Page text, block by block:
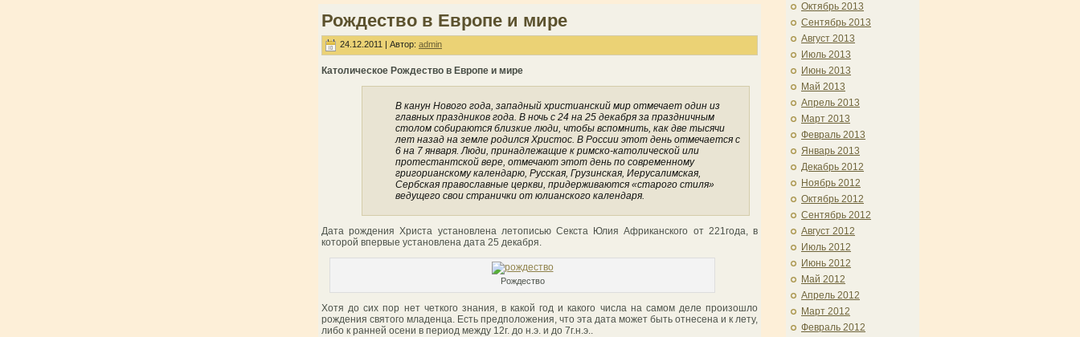
Рождество в Европе и мире
24.12.2011 | Автор: admin
Католическое Рождество в Европе и мире
В канун Нового года, западный христианский мир отмечает один из
главных праздников года. В ночь с 24 на 25 декабря за праздничным
столом собираются близкие люди, чтобы вспомнить, как две тысячи
лет назад на земле родился Христос. В России этот день отмечается с
6 на 7 января. Люди, принадлежащие к римско-католической или
протестантской вере, отмечают этот день по современному
григорианскому календарю, Русская, Грузинская, Иерусалимская,
Сербская православные церкви, придерживаются «старого стиля»
ведущего свои странички от юлианского календаря.
Дата рождения Христа установлена летописью Секста Юлия Африканского от 221года, в
которой впервые установлена дата 25 декабря.
Рождество
Хотя до сих пор нет четкого знания, в какой год и какого числа на самом деле произошло
рождения святого младенца. Есть предположения, что эта дата может быть отнесена и к лету,
либо к ранней осени в период между 12г. до н.э. и до 7г.н.э..
Октябрь 2013
Сентябрь 2013
Август 2013
Июль 2013
Июнь 2013
Май 2013
Апрель 2013
Март 2013
Февраль 2013
Январь 2013
Декабрь 2012
Ноябрь 2012
Октябрь 2012
Сентябрь 2012
Август 2012
Июль 2012
Июнь 2012
Май 2012
Апрель 2012
Март 2012
Февраль 2012